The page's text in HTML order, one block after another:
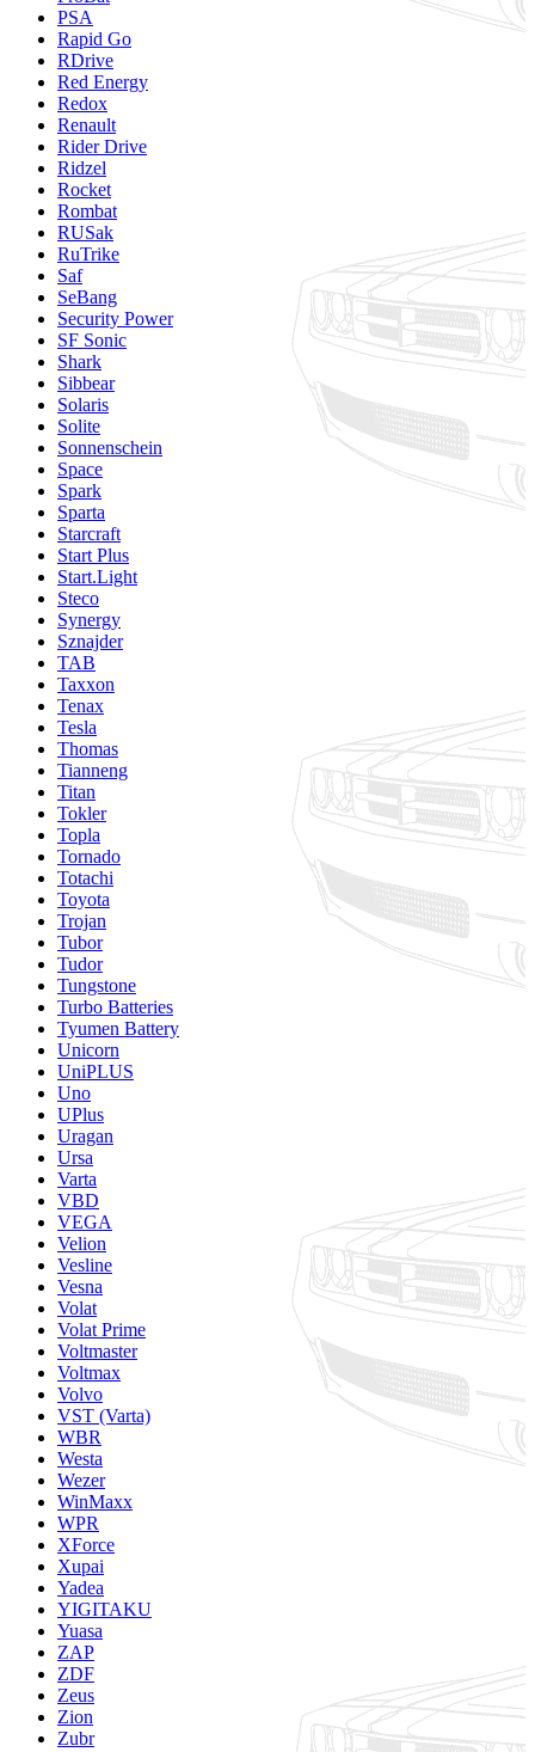
PSA
Rapid Go
RDrive
Red Energy
Redox
Renault
Rider Drive
Ridzel
Rocket
Rombat
RUSak
RuTrike
Saf
SeBang
Security Power
SF Sonic
Shark
Sibbear
Solaris
Solite
Sonnenschein
Space
Spark
Sparta
Starcraft
Start Plus
Start.Light
Steco
Synergy
Sznajder
TAB
Taxxon
Tenax
Tesla
Thomas
Tianneng
Titan
Tokler
Topla
Tornado
Totachi
Toyota
Trojan
Tubor
Tudor
Tungstone
Turbo Batteries
Tyumen Battery
Unicorn
UniPLUS
Uno
UPlus
Uragan
Ursa
Varta
VBD
VEGA
Velion
Vesline
Vesna
Volat
Volat Prime
Voltmaster
Voltmax
Volvo
VST (Varta)
WBR
Westa
Wezer
WinMaxx
WPR
XForce
Xupai
Yadea
YIGITAKU
Yuasa
ZAP
ZDF
Zeus
Zion
Zubr